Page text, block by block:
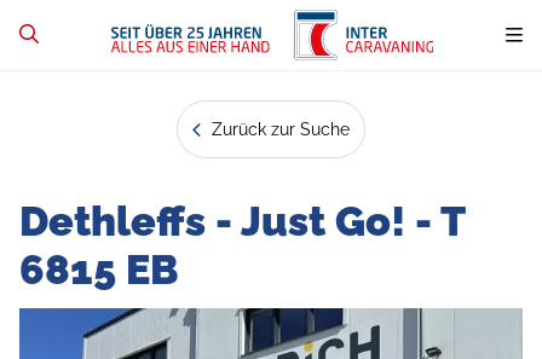
Zurück zur Suche
Dethleffs - Just Go! - T
6815 EB